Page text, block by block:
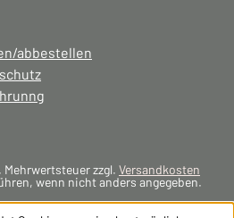
abbestellen
zzgl. Versandkosten
wenn nicht anders angegeben.